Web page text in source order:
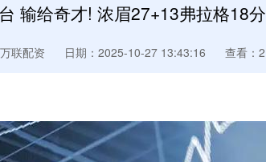
输给奇才! 浓眉27+13弗拉格18
联配资 日期：2025-10-27 13:43:16 查看：